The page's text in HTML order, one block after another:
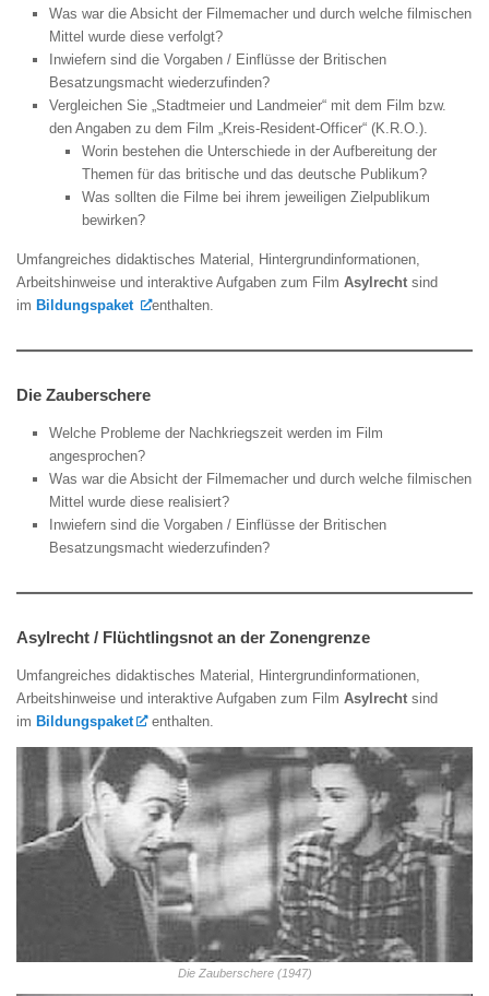
Was war die Absicht der Filmemacher und durch welche filmischen
Mittel wurde diese verfolgt?
Inwiefern sind die Vorgaben / Einflüsse der Britischen
Besatzungsmacht wiederzufinden?
Vergleichen Sie „Stadtmeier und Landmeier“ mit dem Film bzw.
den Angaben zu dem Film „Kreis-Resident-Officer“ (K.R.O.).
Worin bestehen die Unterschiede in der Aufbereitung der
Themen für das britische und das deutsche Publikum?
Was sollten die Filme bei ihrem jeweiligen Zielpublikum
bewirken?
Umfangreiches didaktisches Material, Hintergrundinformationen,
Arbeitshinweise und interaktive Aufgaben zum Film Asylrecht sind
im Bildungspaket enthalten.
Die Zauberschere
Welche Probleme der Nachkriegszeit werden im Film
angesprochen?
Was war die Absicht der Filmemacher und durch welche filmischen
Mittel wurde diese realisiert?
Inwiefern sind die Vorgaben / Einflüsse der Britischen
Besatzungsmacht wiederzufinden?
Asylrecht / Flüchtlingsnot an der Zonengrenze
Umfangreiches didaktisches Material, Hintergrundinformationen,
Arbeitshinweise und interaktive Aufgaben zum Film Asylrecht sind
im Bildungspaket enthalten.
Die Zauberschere (1947)